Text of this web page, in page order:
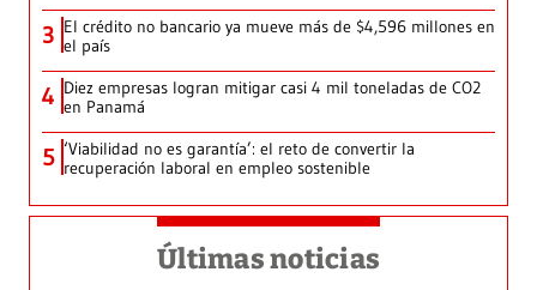
3 El crédito no bancario ya mueve más de $4,596 millones en
el país
4 Diez empresas logran mitigar casi 4 mil toneladas de CO2
en Panamá
5 ‘Viabilidad no es garantía’: el reto de convertir la
recuperación laboral en empleo sostenible
Últimas noticias